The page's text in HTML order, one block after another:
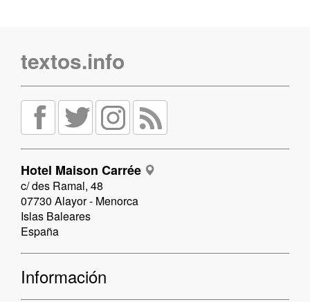
textos.info
Hotel Maison Carrée
c/ des Ramal, 48
07730 Alayor - Menorca
Islas Baleares
España
Información